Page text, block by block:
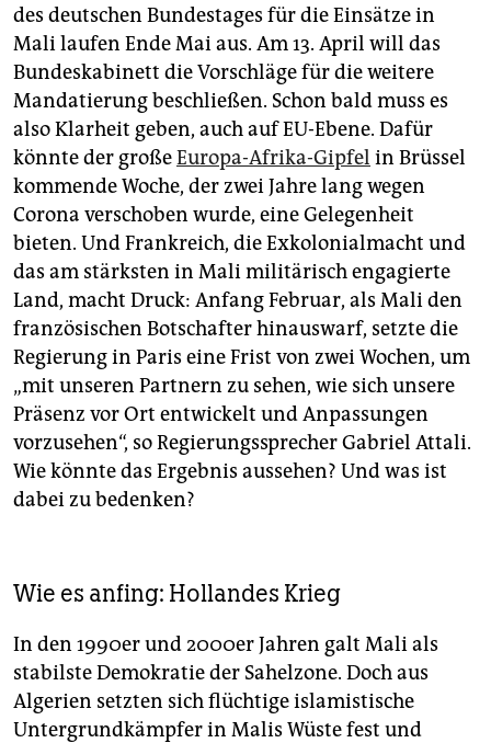
des deutschen Bundestages für die Einsätze in
Mali laufen Ende Mai aus. Am 13. April will das
Bundeskabinett die Vorschläge für die weitere
Mandatierung beschließen. Schon bald muss es
also Klarheit geben, auch auf EU-Ebene. Dafür
könnte der großeEuropa-Afrika-Gipfel in Brüssel
kommende Woche, der zwei Jahre lang wegen
Corona verschoben wurde, eine Gelegenheit
bieten. Und Frankreich, die Exkolonialmacht und
das am stärksten in Mali militärisch engagierte
Land, macht Druck: Anfang Februar, als Mali den
französischen Botschafter hinauswarf, setzte die
Regierung in Paris eine Frist von zwei Wochen, um
„mit unseren Partnern zu sehen, wie sich unsere
Präsenz vor Ort entwickelt und Anpassungen
vorzusehen“, so Regierungssprecher Gabriel Attali.
Wie könnte das Ergebnis aussehen? Und was ist
dabei zu bedenken?
Wie es anfing: Hollandes Krieg
In den 1990er und 2000er Jahren galt Mali als
stabilste Demokratie der Sahelzone. Doch aus
Algerien setzten sich flüchtige islamistische
Untergrundkämpfer in Malis Wüste fest und